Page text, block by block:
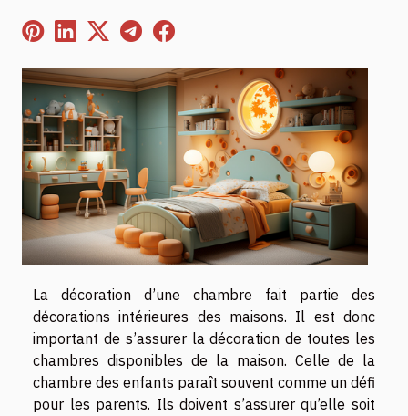
La décoration d’une chambre fait partie des
décorations intérieures des maisons. Il est donc
important de s’assurer la décoration de toutes les
chambres disponibles de la maison. Celle de la
chambre des enfants paraît souvent comme un défi
pour les parents. Ils doivent s’assurer qu’elle soit